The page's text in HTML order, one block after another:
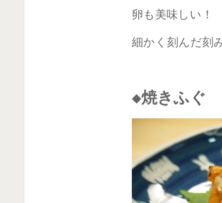
卵も美味しい！
細かく刻んだ刻
◆焼きふぐ